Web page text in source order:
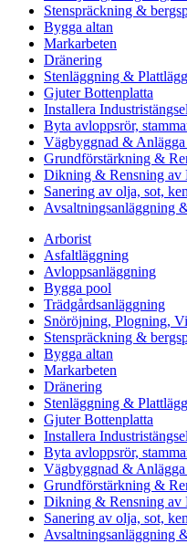
Stenspräckning &
Bygga altan
Markarbeten
Dränering
Stenläggning &
Gjuter Bottenplatta
Installera
Byta avloppsrör,
Vägbyggnad &
Grundförstärkning &
Dikning & Rensning av
Sanering av olja, sot,
Avsaltningsanläggning
Arborist
Asfaltläggning
Avloppsanläggning
Bygga pool
Trädgårdsanläggning
Snöröjning, Plogning,
Stenspräckning &
Bygga altan
Markarbeten
Dränering
Stenläggning &
Gjuter Bottenplatta
Installera
Byta avloppsrör,
Vägbyggnad &
Grundförstärkning &
Dikning & Rensning av
Sanering av olja, sot,
Avsaltningsanläggning